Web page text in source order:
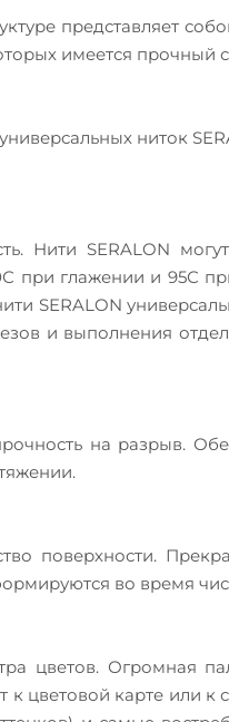
представляет
имеется прочный
ниток
Нити SERALON
при глажении и 95С
SERALON
и выполнения
на разрыв.
поверхности.
во время
цветов. Огромная
к цветовой карте или